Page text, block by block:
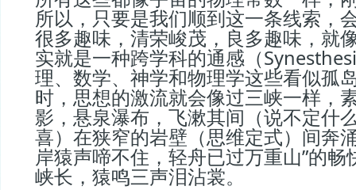
所以，只要是我们顺到这一条线索，
很多趣味，清荣峻茂，良多趣味，就
实就是一种跨学科的通感（
理、数学、神学和物理学这些看似孤
时，思想的激流就会像过三峡一样，
影，悬泉瀑布，飞漱其间（说不定什
喜）在狭窄的岩壁（思维定式）间奔
岸猿声啼不住，轻舟已过万重山”的
峡长，猿鸣三声泪沾裳。